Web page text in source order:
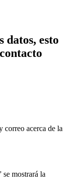
datos, esto
correo acerca de la
mostrará la